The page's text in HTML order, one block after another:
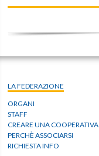
LA FEDERAZIONE
ORGANI
STAFF
CREARE UNA COOPERATIVA
PERCHÈ ASSOCIARSI
RICHIESTA INFO